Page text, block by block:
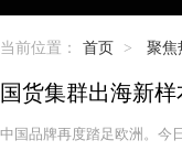
当前位置： 首页 > 聚焦
国货集群出海新
中国品牌再度踏足欧洲。今